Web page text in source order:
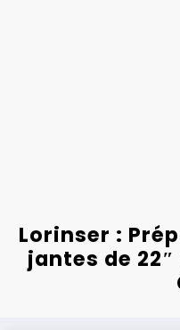
Lorinser :
jantes de